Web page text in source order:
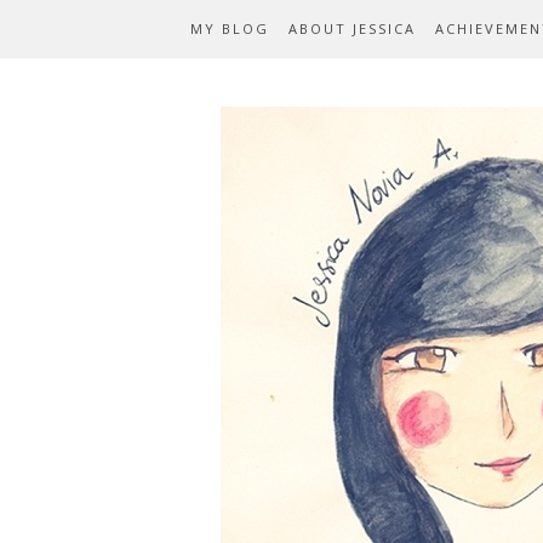
MY BLOG ABOUT JESSICA